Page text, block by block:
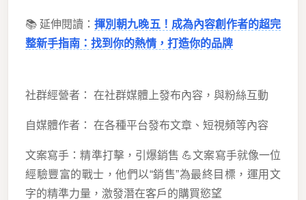
📚 延伸閱讀：揮別朝九晚五！成為內容創作者的超完
整新手指南：找到你的熱情，打造你的品牌
社群經營者： 在社群媒體上發布內容，與粉絲互動
自媒體作者： 在各種平台發布文章、短視頻等內容
文案寫手：精準打擊，引爆銷售 💪文案寫手就像一位
經驗豐富的戰士，他們以“銷售”為最終目標，運用文
字的精準力量，激發潛在客戶的購買慾望